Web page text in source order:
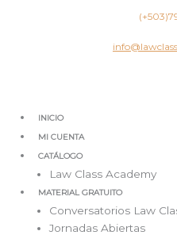
INICIO
MI CUENTA
CATÁLOGO
Law Class Academy
MATERIAL GRATUITO
Conversatorios Law
Jornadas Abiertas